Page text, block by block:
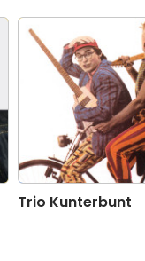
Trio Kunterbunt